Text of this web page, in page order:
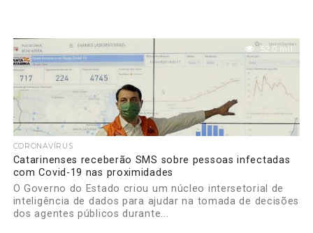
52.0 mil
CORONAVÍRUS
Catarinenses receberão SMS sobre pessoas infectadas
com Covid-19 nas proximidades
O Governo do Estado criou um núcleo intersetorial de
inteligência de dados para ajudar na tomada de decisões
dos agentes públicos durante...